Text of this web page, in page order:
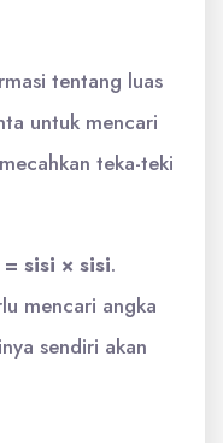
tentang luas
untuk mencari
teka-teki
= sisi × sisi.
mencari angka
sendiri akan